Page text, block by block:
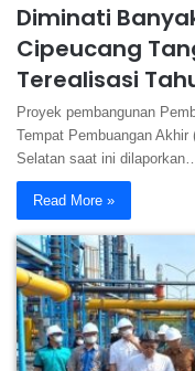
Diminati
Cipeucang
Terealisasi
Proyek pembangunan
Tempat Pembuangan
Selatan saat ini dilaporkan…
Read More »